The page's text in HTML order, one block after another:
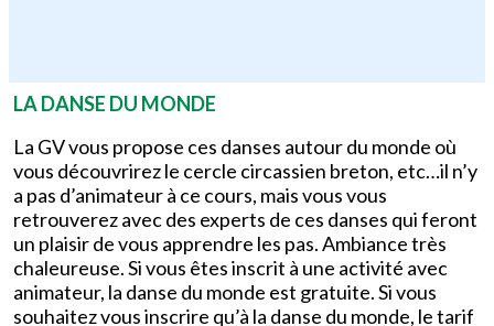
LA DANSE DU MONDE
La GV vous propose ces danses autour du monde où
vous découvrirez le cercle circassien breton, etc…il n’y
a pas d’animateur à ce cours, mais vous vous
retrouverez avec des experts de ces danses qui feront
un plaisir de vous apprendre les pas. Ambiance très
chaleureuse. Si vous êtes inscrit à une activité avec
animateur, la danse du monde est gratuite. Si vous
souhaitez vous inscrire qu’à la danse du monde, le tarif